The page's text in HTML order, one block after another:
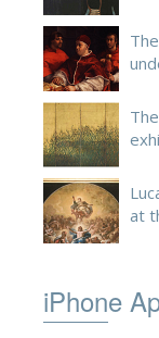
at
iPhone